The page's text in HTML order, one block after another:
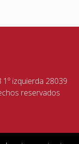
1º izquierda 28039
reservados